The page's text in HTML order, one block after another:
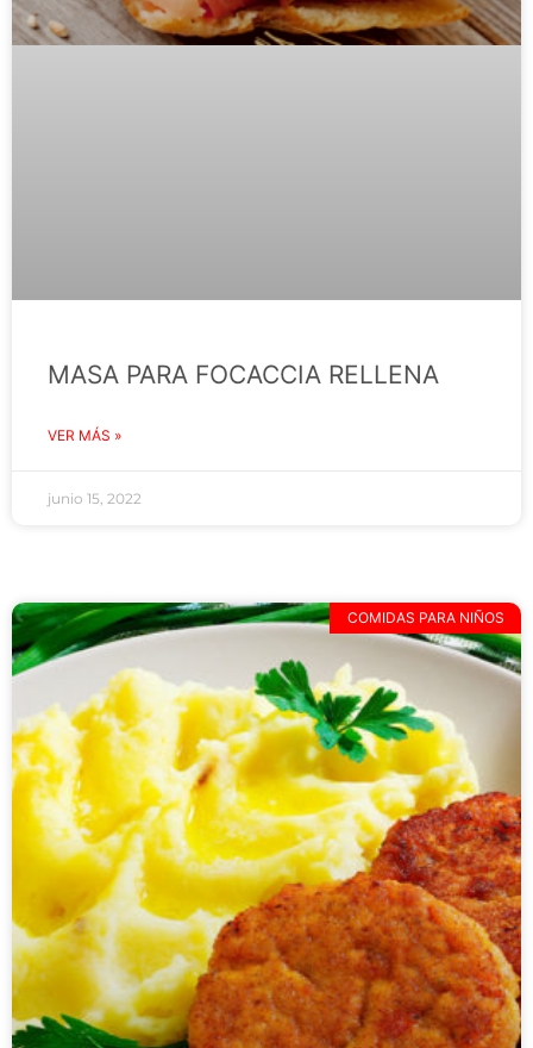
MASA PARA FOCACCIA RELLENA
VER MÁS »
junio 15, 2022
COMIDAS PARA NIÑOS